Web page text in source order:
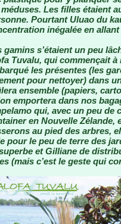
Les filles étaient
Pourtant Uluao du
inégalée en
gamins s’étaient un peu
Tuvalu, qui commençait
les présentes (les
pour nettoyer) dans
ensemble (papiers,
emportera dans nos
qui, avec un peu de
en Nouvelle Zélande,
au pied des arbres,
pour le peu de terre des
et Gilliane de
(mais c’est le geste qui